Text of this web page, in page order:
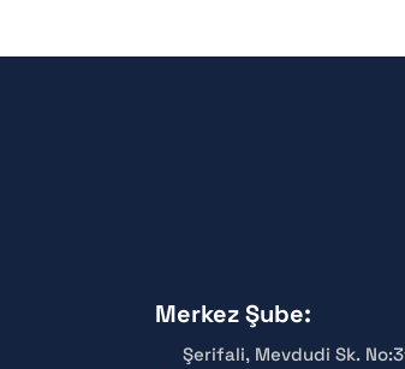
Merkez Şube:
Şerifali, Mevdudi Sk.